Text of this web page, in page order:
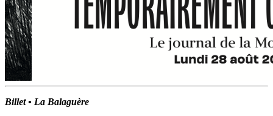
Billet • La Balaguère